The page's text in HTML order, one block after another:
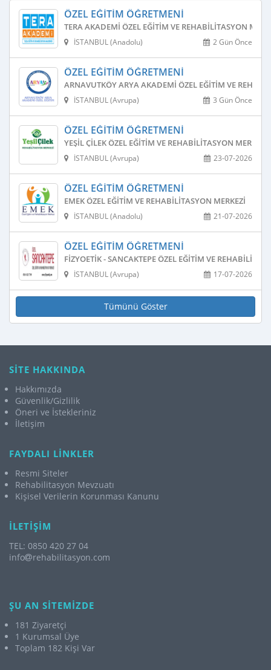
ÖZEL EĞITIM ÖĞRETMENI
TERA AKADEMI ÖZEL EĞITIM VE REHABILITASYON
2 Gün Önce
İSTANBUL (Anadolu)
ÖZEL EĞITIM ÖĞRETMENI
ARNAVUTKÖY ARYA AKADEMI ÖZEL EĞITIM VE
3 Gün Önce
İSTANBUL (Avrupa)
ÖZEL EĞITIM ÖĞRETMENI
YEŞIL ÇILEK ÖZEL EĞITIM VE REHABILITASYON MERKEZI
23-07-2026
İSTANBUL (Avrupa)
ÖZEL EĞITIM ÖĞRETMENI
EMEK ÖZEL EĞITIM VE REHABILITASYON MERKEZI
21-07-2026
İSTANBUL (Anadolu)
ÖZEL EĞITIM ÖĞRETMENI
FIZYOETIK - SANCAKTEPE ÖZEL EĞITIM VE
17-07-2026
İSTANBUL (Avrupa)
Tümünü Göster
SİTE HAKKINDA
Hakkımızda
Güvenlik/Gizlilik
Öneri ve İstekleriniz
İletişim
FAYDALI LİNKLER
Resmi Siteler
Rehabilitasyon Mevzuatı
Kişisel Verilerin Korunması Kanunu
İLETİŞİM
TEL: 0850 420 27 04
info
rehabilitasyon.com
ŞU AN SİTEMİZDE
181 Ziyaretçi
1 Kurumsal Üye
Toplam 182 Kişi Var